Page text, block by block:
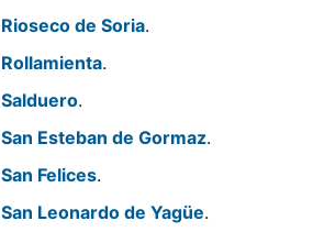
Rioseco de Soria.
Rollamienta.
Salduero.
San Esteban de Gormaz.
San Felices.
San Leonardo de Yagüe.